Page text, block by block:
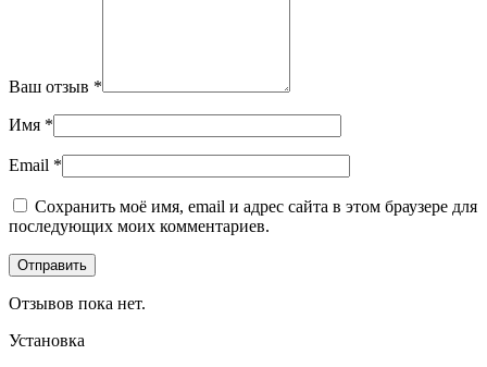
Ваш отзыв *
Имя *
Email *
Сохранить моё имя, email и адрес сайта в этом браузере для
последующих моих комментариев.
Отзывов пока нет.
Установка